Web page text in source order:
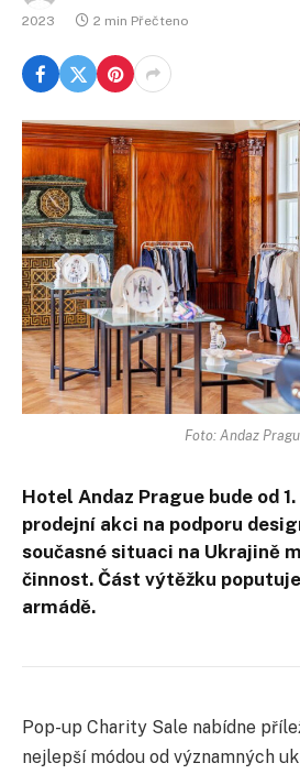
2023
2 min Přečteno
Foto: Andaz
Hotel Andaz Prague bude od
prodejní akci na podporu
současné situaci na Ukrajině
činnost. Část výtěžku
armádě.
Pop-up Charity Sale nabídne
nejlepší módou od významných